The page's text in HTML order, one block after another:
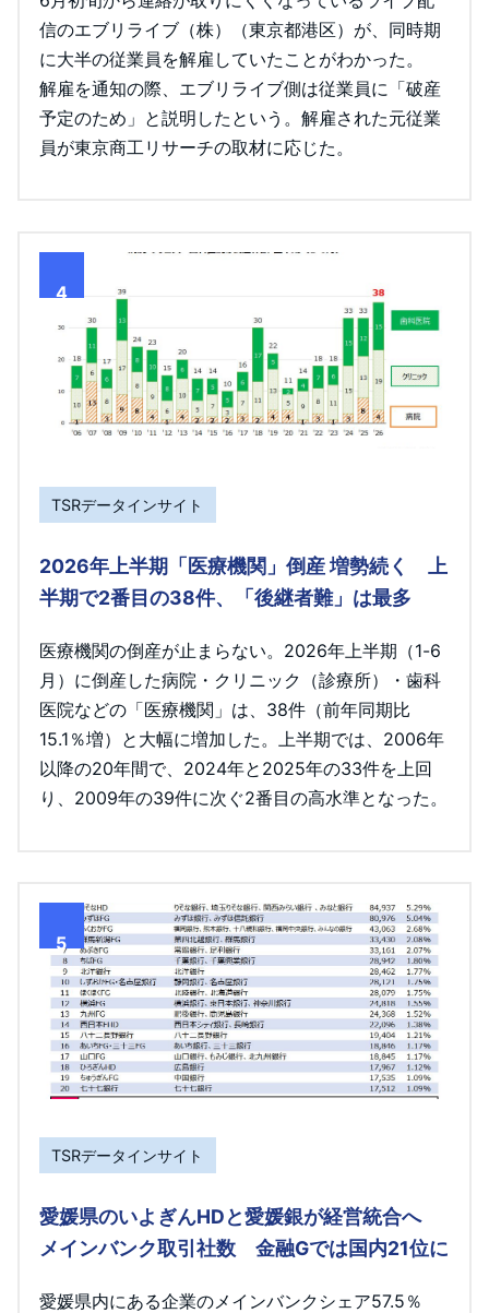
信のエブリライブ（株）（東京都港区）が、同時期
に大半の従業員を解雇していたことがわかった。
解雇を通知の際、エブリライブ側は従業員に「破産
予定のため」と説明したという。解雇された元従業
員が東京商工リサーチの取材に応じた。
4
TSRデータインサイト
2026年上半期「医療機関」倒産 増勢続く 上
半期で2番目の38件、「後継者難」は最多
医療機関の倒産が止まらない。2026年上半期（1-6
月）に倒産した病院・クリニック（診療所）・歯科
医院などの「医療機関」は、38件（前年同期比
15.1％増）と大幅に増加した。上半期では、2006年
以降の20年間で、2024年と2025年の33件を上回
り、2009年の39件に次ぐ2番目の高水準となった。
5
TSRデータインサイト
愛媛県のいよぎんHDと愛媛銀が経営統合へ
メインバンク取引社数 金融Gでは国内21位に
愛媛県内にある企業のメインバンクシェア57.5％